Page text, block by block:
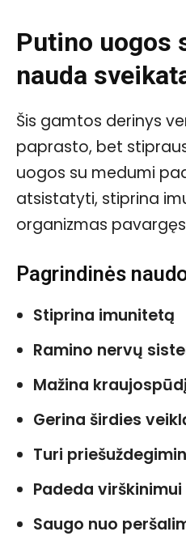
Putino uogos
nauda
Šis gamtos derinys
paprasto, bet
uogos su medumi
atsistatyti, stiprina
organizmas
Pagrindinės
Stiprina imunitetą
Ramino nervų
Mažina
Gerina širdies
Turi
Padeda virškinimui
Saugo nuo